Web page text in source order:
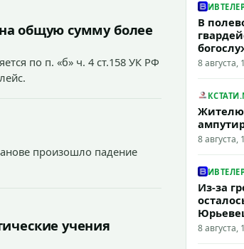
общую сумму более
по п. «б» ч. 4 ст.158 УК РФ
произошло падение
учения
В
8 августа,
Жителю
8 августа,
Из-за
8 августа,